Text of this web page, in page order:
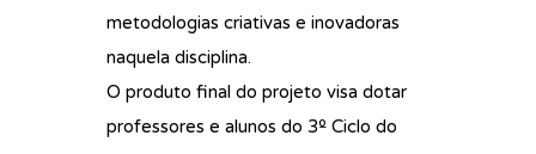
metodologias criativas e inovadoras
naquela disciplina.
O produto final do projeto visa dotar
professores e alunos do 3º Ciclo do